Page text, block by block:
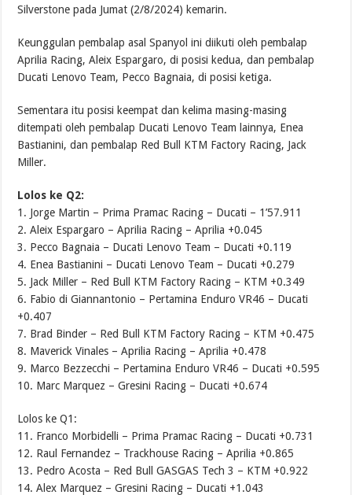
Silverstone pada Jumat (2/8/2024) kemarin.
Keunggulan pembalap asal Spanyol ini diikuti oleh pembalap
Aprilia Racing, Aleix Espargaro, di posisi kedua, dan pembalap
Ducati Lenovo Team, Pecco Bagnaia, di posisi ketiga.
Sementara itu posisi keempat dan kelima masing-masing
ditempati oleh pembalap Ducati Lenovo Team lainnya, Enea
Bastianini, dan pembalap Red Bull KTM Factory Racing, Jack
Miller.
Lolos ke Q2:
1. Jorge Martin – Prima Pramac Racing – Ducati – 1’57.911
2. Aleix Espargaro – Aprilia Racing – Aprilia +0.045
3. Pecco Bagnaia – Ducati Lenovo Team – Ducati +0.119
4. Enea Bastianini – Ducati Lenovo Team – Ducati +0.279
5. Jack Miller – Red Bull KTM Factory Racing – KTM +0.349
6. Fabio di Giannantonio – Pertamina Enduro VR46 – Ducati
+0.407
7. Brad Binder – Red Bull KTM Factory Racing – KTM +0.475
8. Maverick Vinales – Aprilia Racing – Aprilia +0.478
9. Marco Bezzecchi – Pertamina Enduro VR46 – Ducati +0.595
10. Marc Marquez – Gresini Racing – Ducati +0.674
Lolos ke Q1:
11. Franco Morbidelli – Prima Pramac Racing – Ducati +0.731
12. Raul Fernandez – Trackhouse Racing – Aprilia +0.865
13. Pedro Acosta – Red Bull GASGAS Tech 3 – KTM +0.922
14. Alex Marquez – Gresini Racing – Ducati +1.043